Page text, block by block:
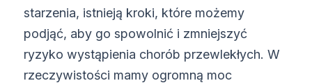
starzenia, istnieją kroki, które możemy
podjąć, aby go spowolnić i zmniejszyć
ryzyko wystąpienia chorób przewlekłych. W
rzeczywistości mamy ogromną moc